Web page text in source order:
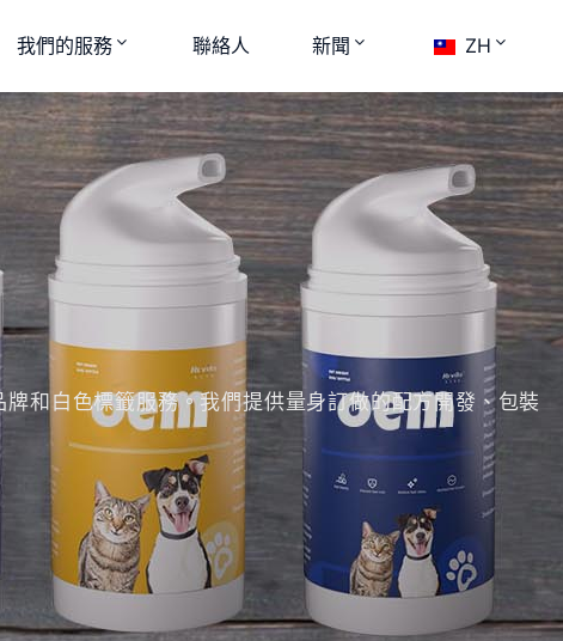
我們的服務 聯絡人 新聞 ZH
和白色標籤服務。我們提供量身訂做的配方開發、包裝